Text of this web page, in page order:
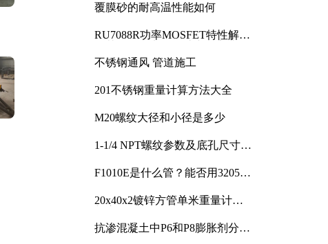
覆膜砂的耐高温性能如何
RU7088R功率MOSFET特性解析
不锈钢通风 管道施工
201不锈钢重量计算方法大全
M20螺纹大径和小径是多少
1-1/4 NPT螺纹参数及底孔尺寸详
F1010E是什么管？能否用3205或
20x40x2镀锌方管单米重量计算
抗渗混凝土中P6和P8膨胀剂分别